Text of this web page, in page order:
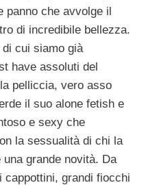
panno che avvolge il
di incredibile bellezza.
cui siamo già
have assoluti del
pelliccia, vero asso
il suo alone fetish e
e sexy che
la sessualità di chi la
grande novità. Da
grandi fiocchi